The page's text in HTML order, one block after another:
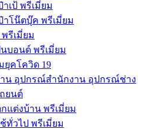
าเป้ พรีเมี่ยม
าโน๊ตบุ๊ค พรีเมี่ยม
พรีเมี่ยม
บอนด์ พรีเมี่ยม
ยุคโควิด 19
น อุปกรณ์สำนักงาน อุปกรณ์ช่าง
ยนต์
แต่งบ้าน พรีเมี่ยม
ทั่วไป พรีเมี่ยม